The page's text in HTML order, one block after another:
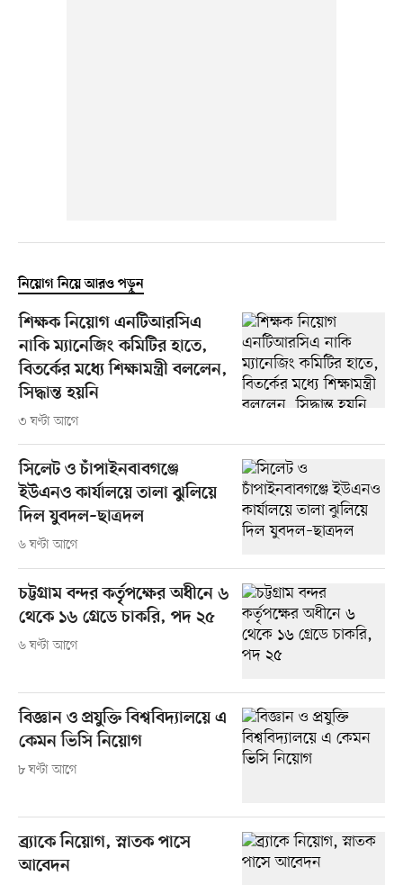
নিয়োগ নিয়ে আরও পড়ুন
শিক্ষক নিয়োগ এনটিআরসিএ
নাকি ম্যানেজিং কমিটির হাতে,
বিতর্কের মধ্যে শিক্ষামন্ত্রী বললেন,
সিদ্ধান্ত হয়নি
৩ ঘণ্টা আগে
সিলেট ও চাঁপাইনবাবগঞ্জে
ইউএনও কার্যালয়ে তালা ঝুলিয়ে
দিল যুবদল–ছাত্রদল
৬ ঘণ্টা আগে
চট্টগ্রাম বন্দর কর্তৃপক্ষের অধীনে ৬
থেকে ১৬ গ্রেডে চাকরি, পদ ২৫
৬ ঘণ্টা আগে
বিজ্ঞান ও প্রযুক্তি বিশ্ববিদ্যালয়ে এ
কেমন ভিসি নিয়োগ
৮ ঘণ্টা আগে
ব্র্যাকে নিয়োগ, স্নাতক পাসে
আবেদন